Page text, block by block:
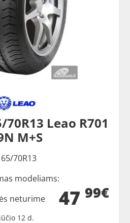
Leao R701
M+S
70R13
modeliams:
47 99€
neturime
12 d.